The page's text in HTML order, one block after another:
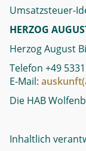
Umsatzsteuer-
HERZOG
Herzog August
Telefon +49
E-Mail:
Die HAB
Inhaltlich